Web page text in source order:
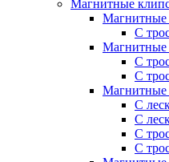
Магнитные
Магнитные
С
Магнитные
С
С
Магнитные
С
С
С
С